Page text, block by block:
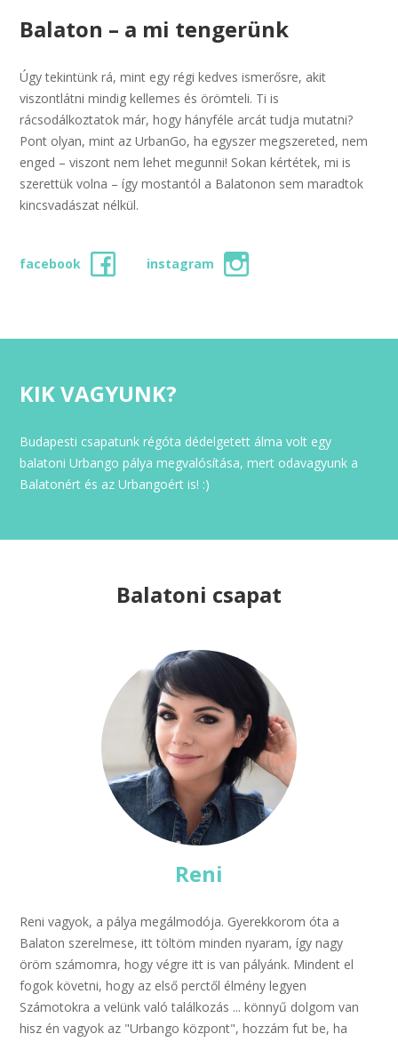
Balaton – a mi tengerünk
Úgy tekintünk rá, mint egy régi kedves ismerősre, akit
viszontlátni mindig kellemes és örömteli. Ti is
rácsodálkoztatok már, hogy hányféle arcát tudja mutatni?
Pont olyan, mint az UrbanGo, ha egyszer megszereted, nem
enged – viszont nem lehet megunni! Sokan kértétek, mi is
szerettük volna – így mostantól a Balatonon sem maradtok
kincsvadászat nélkül.
facebook instagram
KIK VAGYUNK?
Budapesti csapatunk régóta dédelgetett álma volt egy
balatoni Urbango pálya megvalósítása, mert odavagyunk a
Balatonért és az Urbangoért is! :)
Balatoni csapat
Reni
Reni vagyok, a pálya megálmodója. Gyerekkorom óta a
Balaton szerelmese, itt töltöm minden nyaram, így nagy
öröm számomra, hogy végre itt is van pályánk. Mindent el
fogok követni, hogy az első perctől élmény legyen
Számotokra a velünk való találkozás ... könnyű dolgom van
hisz én vagyok az "Urbango központ", hozzám fut be, ha